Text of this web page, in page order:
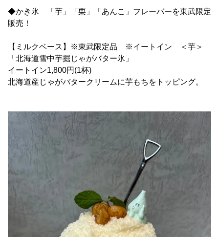
◆かき氷 「芋」「栗」「あんこ」フレーバーを東武限定
販売！
【ミルクベース】※東武限定品 ※イートイン ＜芋＞
「北海道雪中芋掘じゃがバター氷」
イートイン1,800円(1杯)
北海道産じゃがバタークリームに芋もちをトッピング。